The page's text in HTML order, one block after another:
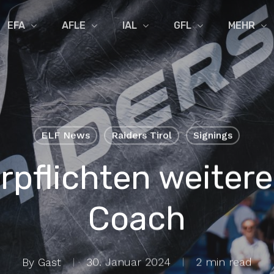
EFA AFLE IAL GFL MEHR
ELF News Raiders Tirol Signings
Coach
By Gast 30. Januar 2024 2 min read